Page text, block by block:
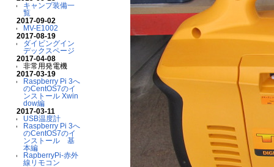
キャンプ装備一
覧
2017-09-02
MV-E1002
2017-08-19
ダイビングイン
デックスページ
2017-04-08
非常用発電機
2017-03-19
Raspberry Pi 3へ
のCentOS7のイ
ンストール Xwin
dow編
2017-03-11
USB温度計
Raspberry Pi 3へ
のCentOS7のイ
ンストール 基
本編
RapberryPi-赤外
線リモコン